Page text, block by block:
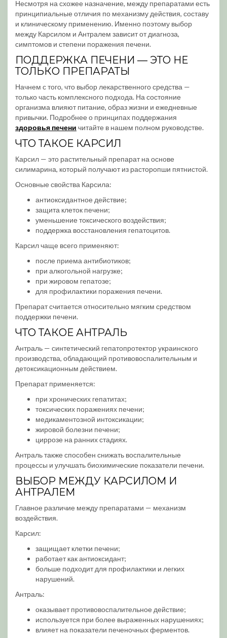
Несмотря на схожее назначение, между препаратами есть
принципиальные отличия по механизму действия, составу
и клиническому применению. Именно поэтому выбор
между Карсилом и Антралем зависит от диагноза,
симптомов и степени поражения печени.
ПОДДЕРЖКА ПЕЧЕНИ — ЭТО НЕ
ТОЛЬКО ПРЕПАРАТЫ
Начнем с того, что выбор лекарственного средства —
только часть комплексного подхода. На состояние
организма влияют питание, образ жизни и ежедневные
привычки. Подробнее о принципах поддержания
здоровья печени читайте в нашем полном руководстве.
ЧТО ТАКОЕ КАРСИЛ
Карсил — это растительный препарат на основе
силимарина, который получают из расторопши пятнистой.
Основные свойства Карсила:
антиоксидантное действие;
защита клеток печени;
уменьшение токсического воздействия;
поддержка восстановления гепатоцитов.
Карсил чаще всего применяют:
после приема антибиотиков;
при алкогольной нагрузке;
при жировом гепатозе;
для профилактики поражения печени.
Препарат считается относительно мягким средством
поддержки печени.
ЧТО ТАКОЕ АНТРАЛЬ
Антраль — синтетический гепатопротектор украинского
производства, обладающий противовоспалительным и
детоксикационным действием.
Препарат применяется:
при хронических гепатитах;
токсических поражениях печени;
медикаментозной интоксикации;
жировой болезни печени;
циррозе на ранних стадиях.
Антраль также способен снижать воспалительные
процессы и улучшать биохимические показатели печени.
ВЫБОР МЕЖДУ КАРСИЛОМ И
АНТРАЛЕМ
Главное различие между препаратами — механизм
воздействия.
Карсил:
защищает клетки печени;
работает как антиоксидант;
больше подходит для профилактики и легких
нарушений.
Антраль:
оказывает противовоспалительное действие;
используется при более выраженных нарушениях;
влияет на показатели печеночных ферментов.